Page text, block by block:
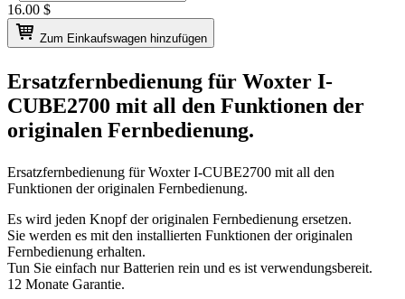
16.00 $
Zum Einkaufswagen hinzufügen
Ersatzfernbedienung für Woxter I-
CUBE2700 mit all den Funktionen der
originalen Fernbedienung.
Ersatzfernbedienung fürWoxter I-CUBE2700 mit all den
Funktionen der originalen Fernbedienung.
Es wird jeden Knopf der originalen Fernbedienung ersetzen.
Sie werden es mit den installierten Funktionen der originalen
Fernbedienung erhalten.
Tun Sie einfach nur Batterien rein und es ist verwendungsbereit.
12 Monate Garantie.